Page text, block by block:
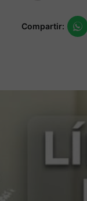
Compartir: